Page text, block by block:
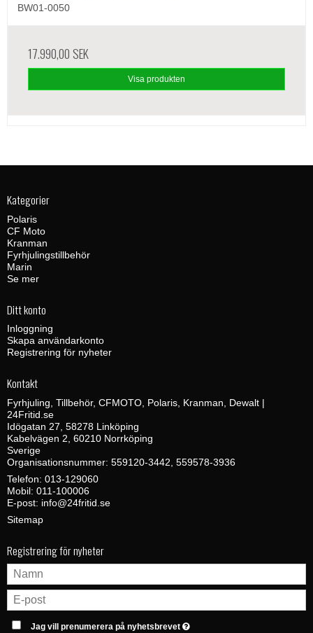
BW01-0050
17.990,00 SEK
Visa produkten
Kategorier
Polaris
CF Moto
Kranman
Fyrhjulingstillbehör
Marin
Se mer
Ditt konto
Inloggning
Skapa användarkonto
Registrering för nyheter
Kontakt
Fyrhjuling, Tillbehör, CFMOTO, Polaris, Kranman, Dewalt |
24Fritid.se
Idögatan 27, 58278 Linköping
Kabelvägen 2, 60210 Norrköping
Sverige
Organisationsnummer: 559120-3442, 559578-3936
Telefon: 013-129060
Mobil: 011-100006
E-post: info@24fritid.se
Sitemap
Registrering för nyheter
Jag vill prenumerera på nyhetsbrevet